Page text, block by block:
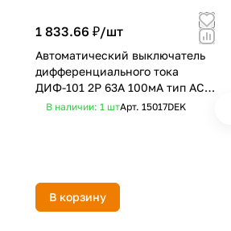
1 833.66 ₽/шт
Автоматический выключатель
дифференциального тока
ДИФ-101 2Р 63А 100мА тип AC
4,5кА х-ка С DEKraft
В наличии: 1 штАрт. 15017DEK
В корзину